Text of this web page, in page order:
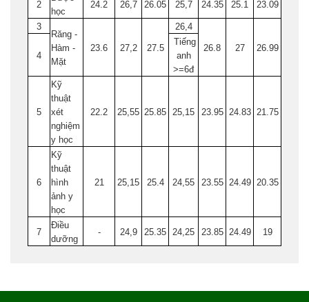
2
học
24.2 26,7 26.05 25,7 24.35 25.1 23.09
3
Răng -
Hàm -
Mặt
23.6 27,2 27.5
26,4
26.8 27 26.99
4
Tiếng
anh
>=6đ
5
Kỹ
thuật
xét
nghiệm
y học
22.2 25,55 25.85 25,15 23.95 24.83 21.75
6
Kỹ
thuật
hình
ảnh y
học
21 25,15 25.4 24,55 23.55 24.49 20.35
7
Điều
dưỡng
- 24,9 25.35 24,25 23.85 24.49 19